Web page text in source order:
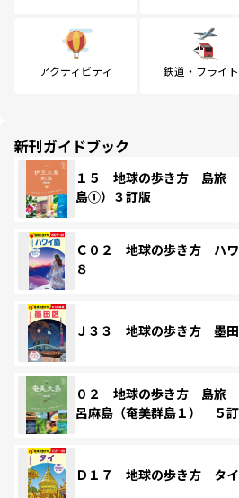
アクティビティ 鉄道・フライト
新刊ガイドブック
１５ 地球の歩き方 島旅
島①）３訂版
Ｃ０２ 地球の歩き方 ハ
８
Ｊ３３ 地球の歩き方 墨
０２ 地球の歩き方 島
呂麻島（奄美群島１） ５
Ｄ１７ 地球の歩き方 タ